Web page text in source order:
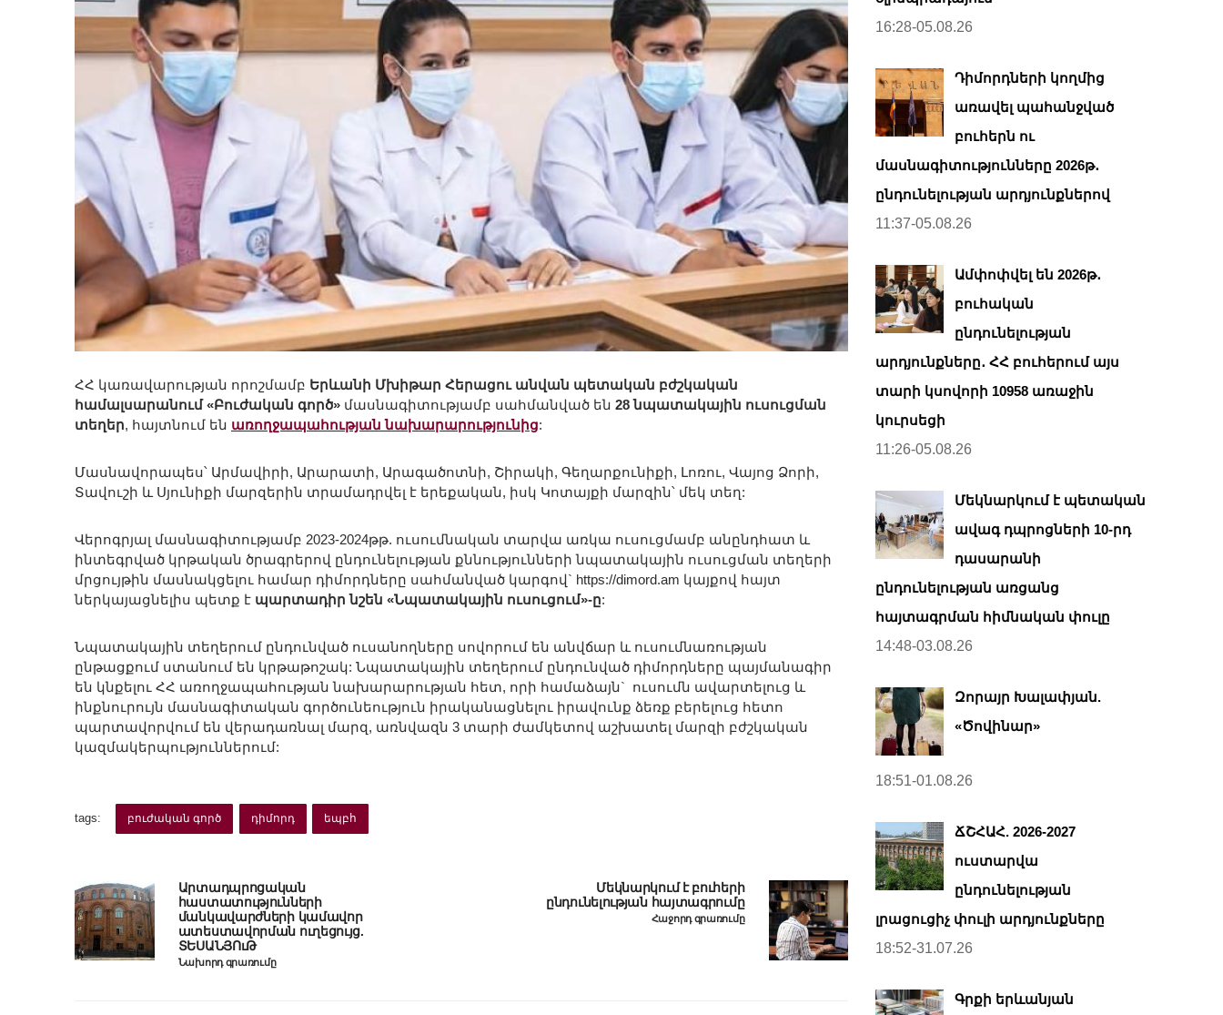
ՀՀ կառավարության որոշմամբ Երևանի Մխիթար Հերացու անվան պետական բժշկական
համալսարանում «Բուժական գործ» մասնագիտությամբ սահմանված են 28 նպատակային ուսուցման
տեղեր, հայտնում են առողջապահության նախարարությունից:
Մասնավորապես՝ Արմավիրի, Արարատի, Արագածոտնի, Շիրակի, Գեղարքունիքի, Լոռու, Վայոց Ձորի,
Տավուշի և Սյունիքի մարզերին տրամադրվել է երեքական, իսկ Կոտայքի մարզին՝ մեկ տեղ:
Վերոգրյալ մասնագիտությամբ 2023-2024թթ. ուսումնական տարվա առկա ուսուցմամբ անընդհատ և
ինտեգրված կրթական ծրագրերով ընդունելության քննությունների նպատակային ուսուցման տեղերի
մրցույթին մասնակցելու համար դիմորդները սահմանված կարգով` https://dimord.am կայքով հայտ
ներկայացնելիս պետք է պարտադիր նշեն «Նպատակային ուսուցում»-ը:
Նպատակային տեղերում ընդունված ուսանողները սովորում են անվճար և ուսումնառության
ընթացքում ստանում են կրթաթոշակ: Նպատակային տեղերում ընդունված դիմորդները պայմանագիր
են կնքելու ՀՀ առողջապահության նախարարության հետ, որի համաձայն` ուսումն ավարտելուց և
ինքնուրույն մասնագիտական գործունեություն իրականացնելու իրավունք ձեռք բերելուց հետո
պարտավորվում են վերադառնալ մարզ, առնվազն 3 տարի ժամկետով աշխատել մարզի բժշկական
կազմակերպություններում:
tags: բուժական գործ դիմորդ եպբհ
Արտադպրոցական
հաստատությունների
մանկավարժների կամավոր
ատեստավորման ուղեցույց.
ՏԵՍԱՆՅՈւԹ
Նախորդ գրառումը
Մեկնարկում է բուհերի
ընդունելության հայտագրումը
Հաջորդ գրառումը
16:28-05.08.26
Դիմորդների կողմից
առավել պահանջված
բուհերն ու
մասնագիտությունները 2026թ․
ընդունելության արդյունքներով
11:37-05.08.26
Ամփոփվել են 2026թ․
բուհական
ընդունելության
արդյունքները․ ՀՀ բուհերում այս
տարի կսովորի 10958 առաջին
կուրսեցի
11:26-05.08.26
Մեկնարկում է պետական
ավագ դպրոցների 10-րդ
դասարանի
ընդունելության առցանց
հայտագրման հիմնական փուլը
14:48-03.08.26
Զորայր Խալափյան.
«Ծովինար»
18:51-01.08.26
ՃՇՀԱՀ. 2026-2027
ուստարվա
ընդունելության
լրացուցիչ փուլի արդյունքները
18:52-31.07.26
Գրքի երևանյան